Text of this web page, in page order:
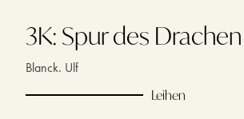
3K: Spur des Drachen
Blanck. Ulf
Leihen